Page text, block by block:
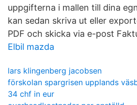
uppgifterna i mallen till dina
kan sedan skriva ut eller
PDF och skicka via e-post
Elbil mazda
lars klingenberg jacobsen
förskolan spargrisen upplands
34 chf in eur